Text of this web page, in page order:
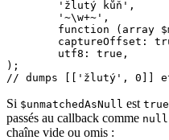
);
Si $unmatchedAsNull est true
passés au callback comme null
chaîne vide ou omis :